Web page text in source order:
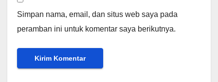
Simpan nama, email, dan situs web saya pada
peramban ini untuk komentar saya berikutnya.